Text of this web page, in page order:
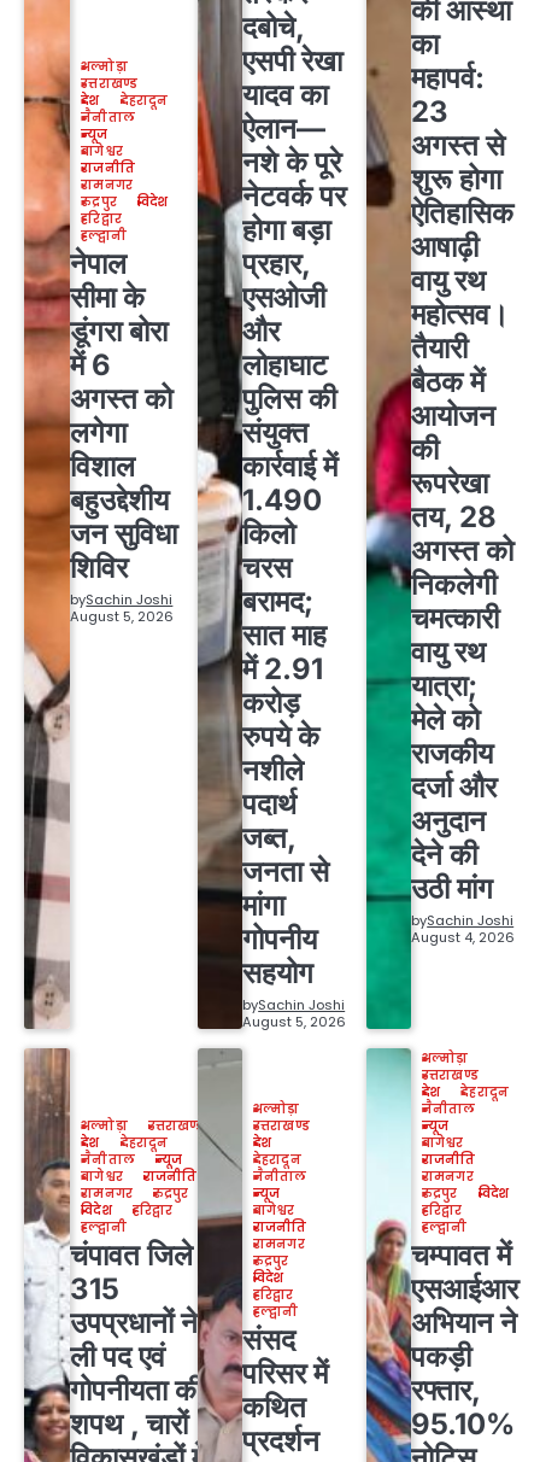
अल्मोड़ा
उत्तराखण्ड
देश
देहरादून
नैनीताल
न्यूज
बागेश्वर
राजनीति
रामनगर
रुद्रपुर
विदेश
हरिद्वार
हल्द्वानी
नेपाल
सीमा के
डूंगरा बोरा
में 6
अगस्त को
लगेगा
विशाल
बहुउद्देशीय
जन सुविधा
शिविर
bySachin Joshi
August 5, 2026
दबोचे,
एसपी रेखा
यादव का
ऐलान—
नशे के पूरे
नेटवर्क पर
होगा बड़ा
प्रहार,
एसओजी
और
लोहाघाट
पुलिस की
संयुक्त
कार्रवाई में
1.490
किलो
चरस
बरामद;
सात माह
में 2.91
करोड़
रुपये के
नशीले
पदार्थ
जब्त,
जनता से
मांगा
गोपनीय
सहयोग
bySachin Joshi
August 5, 2026
की आस्था
का
महापर्व:
23
अगस्त से
शुरू होगा
ऐतिहासिक
आषाढ़ी
वायु रथ
महोत्सव।
तैयारी
बैठक में
आयोजन
की
रूपरेखा
तय, 28
अगस्त को
निकलेगी
चमत्कारी
वायु रथ
यात्रा;
मेले को
राजकीय
दर्जा और
अनुदान
देने की
उठी मांग
bySachin Joshi
August 4, 2026
अल्मोड़ा
उत्तराखण्ड
देश
देहरादून
नैनीताल
न्यूज
बागेश्वर
राजनीति
रामनगर
रुद्रपुर
विदेश
हरिद्वार
हल्द्वानी
चंपावत जिले के
315
उपप्रधानों ने
ली पद एवं
गोपनीयता की
शपथ , चारों
अल्मोड़ा
उत्तराखण्ड
देश
देहरादून
नैनीताल
न्यूज
बागेश्वर
राजनीति
रामनगर
रुद्रपुर
विदेश
हरिद्वार
हल्द्वानी
संसद
परिसर में
कथित
प्रदर्शन
अल्मोड़ा
उत्तराखण्ड
देश
देहरादून
नैनीताल
न्यूज
बागेश्वर
राजनीति
रामनगर
रुद्रपुर
विदेश
हरिद्वार
हल्द्वानी
चम्पावत में
एसआईआर
अभियान ने
पकड़ी
रफ्तार,
95.10%